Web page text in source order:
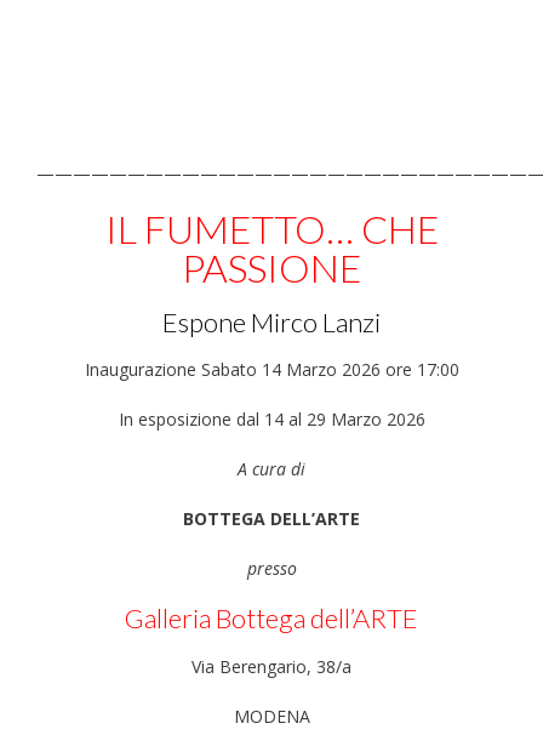
IL FUMETTO… CHE
PASSIONE
Espone Mirco Lanzi
Inaugurazione Sabato 14 Marzo 2026 ore 17:00
In esposizione dal 14 al 29 Marzo 2026
A cura di
BOTTEGA DELL’ARTE
presso
Galleria Bottega dell’ARTE
Via Berengario, 38/a
MODENA